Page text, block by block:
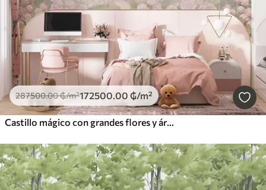
287500.00₲/m²172500.00 ₲/m²
Castillo mágico con grandes flores y árboles